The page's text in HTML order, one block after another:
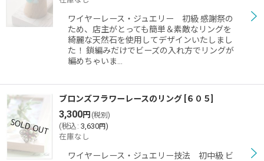
ワイヤーレース・ジュエリー 初級 感謝祭の
ため、店主がとっても簡単＆素敵なリングを
綺麗な天然石を使用してデザインいたしまし
た！ 鎖編みだけでビーズの入れ方でリングが
編めちゃいま…
ブロンズフラワーレースのリング ６０５
3,300円 (税別)
(税込 : 3,630円)
在庫なし
ワイヤーレース・ジュエリー技法 初中級 ビ